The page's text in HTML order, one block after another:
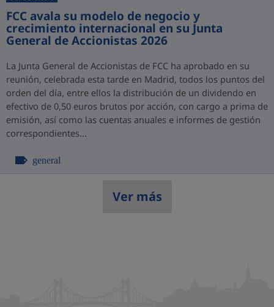
FCC avala su modelo de negocio y
crecimiento internacional en su Junta
General de Accionistas 2026
La Junta General de Accionistas de FCC ha aprobado en su
reunión, celebrada esta tarde en Madrid, todos los puntos del
orden del día, entre ellos la distribución de un dividendo en
efectivo de 0,50 euros brutos por acción, con cargo a prima de
emisión, así como las cuentas anuales e informes de gestión
correspondientes...
general
Ver más